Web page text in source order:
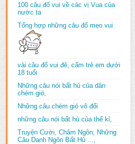
100 câu đố vui về các vị Vua của
nước ta
Tổng hợp những câu đố mẹo vui
vài câu đố vui đê, cấm trẻ em dưới
18 tuổi
Những câu nói bất hủ của dân
chém gió,
Những câu chém gió vô đối
những câu nói bất hủ của thế kỉ,
Truyện Cười, Châm Ngôn, Những
Câu Danh Ngôn Bất Hủ ...,